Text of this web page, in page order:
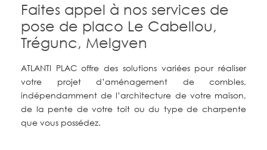
Faites appel à nos services de
pose de placo Le Cabellou,
Trégunc, Melgven
ATLANTI PLAC offre des solutions variées pour réaliser
votre projet d’aménagement de combles,
indépendamment de l’architecture de votre maison,
de la pente de votre toit ou du type de charpente
que vous possédez.